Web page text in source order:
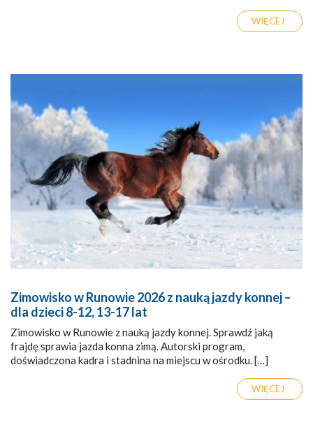
WIĘCEJ
Zimowisko w Runowie 2026 z nauką jazdy konnej –
dla dzieci 8-12, 13-17 lat
Zimowisko w Runowie z nauką jazdy konnej. Sprawdź jaką
frajdę sprawia jazda konna zimą. Autorski program,
doświadczona kadra i stadnina na miejscu w ośrodku. […]
WIĘCEJ